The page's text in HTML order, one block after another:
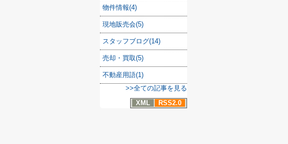
物件情報(4)
現地販売会(5)
スタッフブログ(14)
売却・買取(5)
不動産用語(1)
>>全ての記事を見る
XML
RSS2.0